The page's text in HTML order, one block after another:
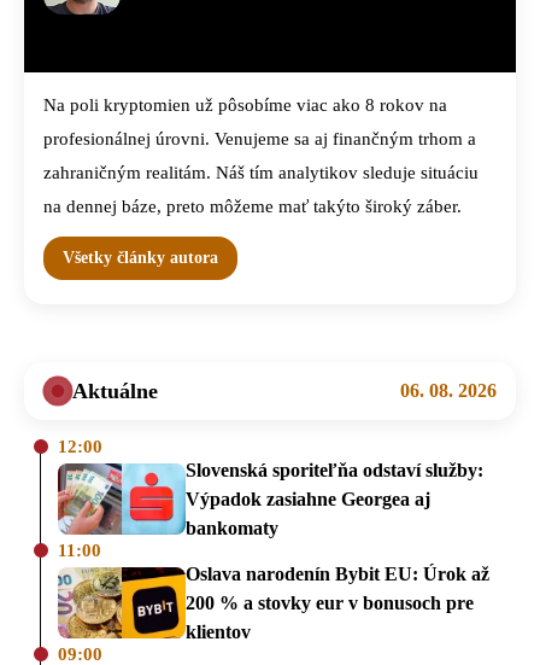
Na poli kryptomien už pôsobíme viac ako 8 rokov na
profesionálnej úrovni. Venujeme sa aj finančným trhom a
zahraničným realitám. Náš tím analytikov sleduje situáciu
na dennej báze, preto môžeme mať takýto široký záber.
Všetky články autora
Aktuálne 06. 08. 2026
12:00
Slovenská sporiteľňa odstaví služby:
Výpadok zasiahne Georgea aj
bankomaty
11:00
Oslava narodenín Bybit EU: Úrok až
200 % a stovky eur v bonusoch pre
klientov
09:00